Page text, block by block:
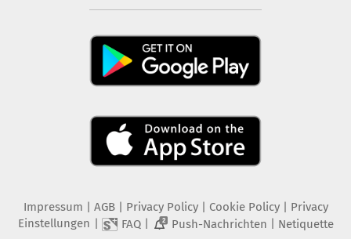
Impressum AGB Privacy Policy| Cookie Policy| Privacy
Einstellungen
FAQ| 2 Push-Nachrichten Netiquette